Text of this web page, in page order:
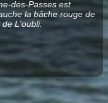
des-Passes est
la bâche rouge de
de L'oubli.